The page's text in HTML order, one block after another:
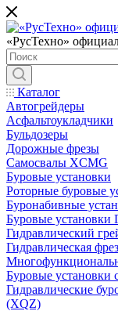
«РусТехно»
Каталог
Автогрейдеры
Асфальтоукладчики
Бульдозеры
Дорожные фрезы
Самосвалы XCMG
Буровые установки
Роторные буровые
Буронабивные
Буровые установки
Гидравлический
Гидравлическая
Буровые установки
Гидравлические
(XQZ)